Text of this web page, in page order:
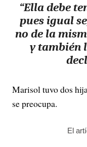
“Ella debe
pues igual
no de la
y también
Marisol tuvo dos
se preocupa.
El